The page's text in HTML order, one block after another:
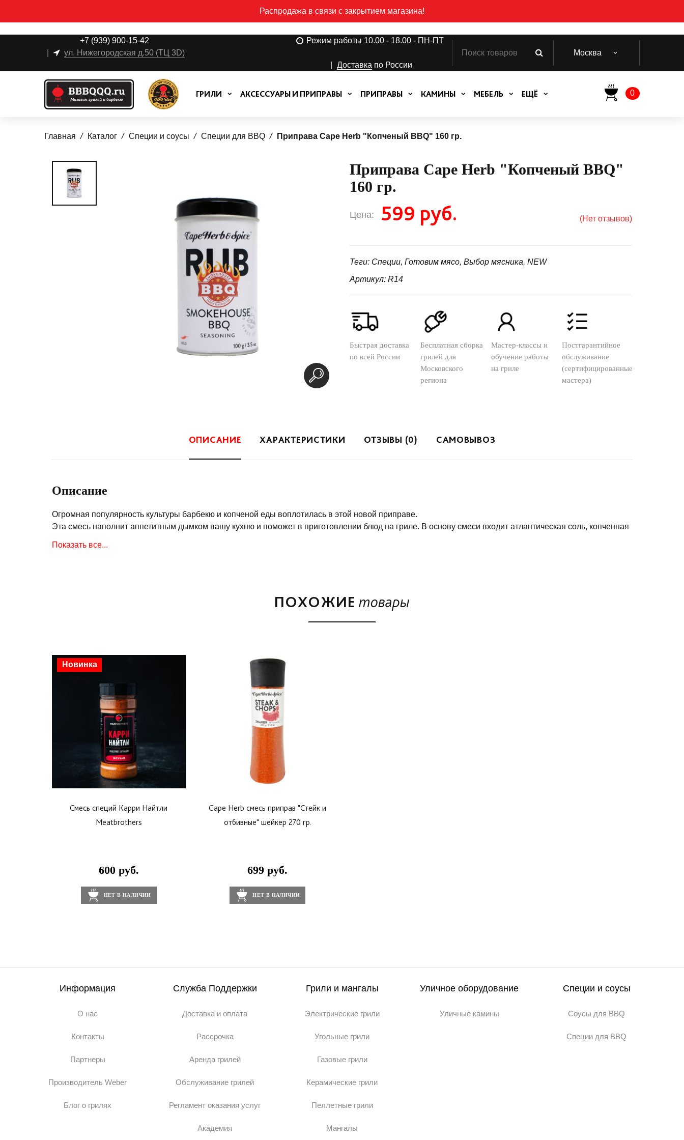
Распродажа в связи с закрытием магазина!
+7 (939) 900-15-42
ул. Нижегородская д.50 (ТЦ 3D)
Режим работы 10.00 - 18.00 - ПН-ПТ
Доставка по России
Москва
0
ГРИЛИ АКСЕССУАРЫ И ПРИПРАВЫ ПРИПРАВЫ КАМИНЫ МЕБЕЛЬ ЕЩЁ
Главная Каталог Специи и соусы Специи для BBQ Приправа Cape Herb "Копченый BBQ" 160 гр.
Приправа Cape Herb "Копченый BBQ"
160 гр.
Цена: 599 руб. (Нет отзывов)
Теги: Специи, Готовим мясо, Выбор мясника, NEW
Артикул: R14
Быстрая доставка
по всей России
Бесплатная сборка
грилей для
Московского
региона
Мастер-классы и
обучение работы
на гриле
Постгарантийное
обслуживание
(сертифицированные
мастера)
ОПИСАНИЕ ХАРАКТЕРИСТИКИ ОТЗЫВЫ (0) САМОВЫВОЗ
Описание
Огромная популярность культуры барбекю и копченой еды воплотилась в этой новой приправе.
Эта смесь наполнит аппетитным дымком вашу кухню и поможет в приготовлении блюд на гриле. В основу смеси входит атлантическая соль, копченная
Показать все...
ПОХОЖИЕ товары
Новинка
Смесь специй Карри Найтли
Meatbrothers
600 руб.
НЕТ В НАЛИЧИИ
Cape Herb смесь приправ "Стейк и
отбивные" шейкер 270 гр.
699 руб.
НЕТ В НАЛИЧИИ
Информация
О нас
Контакты
Партнеры
Производитель Weber
Блог о грилях
Служба Поддержки
Доставка и оплата
Рассрочка
Аренда грилей
Обслуживание грилей
Регламент оказания услуг
Академия
Грили и мангалы
Электрические грили
Угольные грили
Газовые грили
Керамические грили
Пеллетные грили
Мангалы
Уличное оборудование
Уличные камины
Специи и соусы
Соусы для BBQ
Специи для BBQ